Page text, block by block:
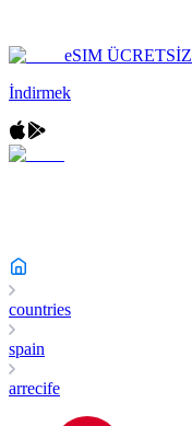
eSIM ÜCRETSİZ
İndirmek
countries
spain
arrecife